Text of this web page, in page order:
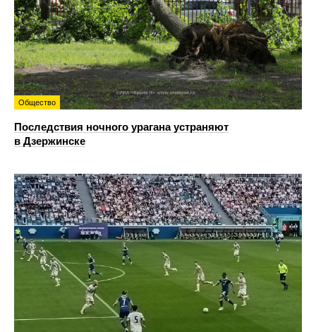
Общество
Последствия ночного урагана устраняют
в Дзержинске